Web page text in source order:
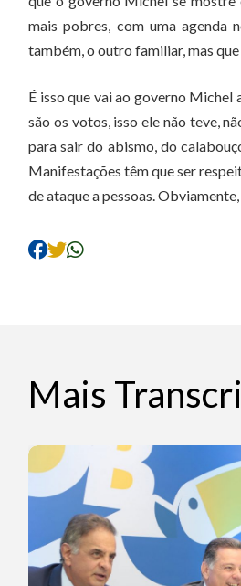
mais pobres, com uma agenda
também, o outro familiar, mas
É isso que vai ao governo Michel
são os votos, isso ele não teve,
para sair do abismo, do
Manifestações têm que ser
de ataque a pessoas.
Mais